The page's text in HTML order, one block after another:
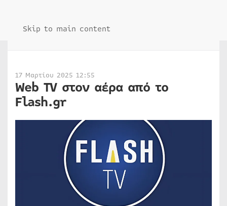
Skip to main content
17 Μαρτίου 2025 12:55
Web TV στον αέρα από το
Flash.gr